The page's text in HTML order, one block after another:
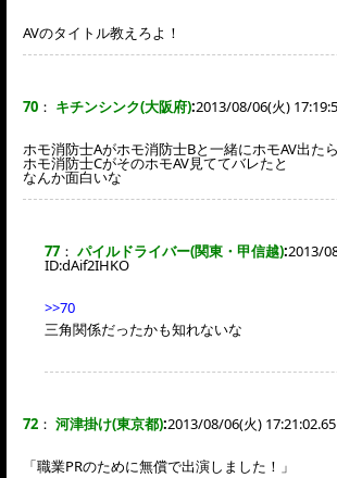
AVのタイトル教えろよ！
70 ： キチンシンク(大阪府):2013/08/06(火)
ホモ消防士Aがホモ消防士Bと一緒にホモAV出たら
ホモ消防士CがそのホモAV見ててバレたと
なんか面白いな
77 ： パイルドライバー(関東・甲信越):2013/
ID:dAif2IHKO
>>70
三角関係だったかも知れないな
72 ： 河津掛け(東京都):2013/08/06(火)
「職業PRのために無償で出演しました！」